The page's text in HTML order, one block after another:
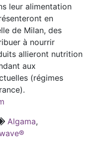
leur alimentation
en
de Milan, des
à nourrir
allieront nutrition
aux
(régimes
Algama,